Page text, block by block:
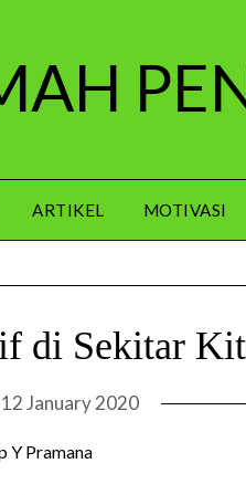
ARTIKEL MOTIVASI
di Sekitar
12 January 2020
Y Pramana